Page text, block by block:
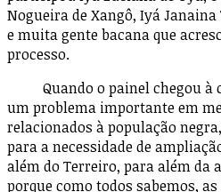
Nogueira de Xangô, Iyá Janaina
e muita gente bacana que
processo.
Quando o painel chegou à
um problema importante em
relacionados à população
para a necessidade de
além do Terreiro, para além da
porque como todos sabemos,